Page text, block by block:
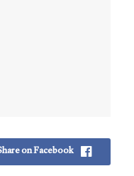
on Facebook